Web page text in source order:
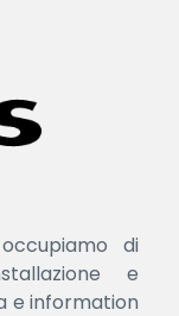
di
e
e information